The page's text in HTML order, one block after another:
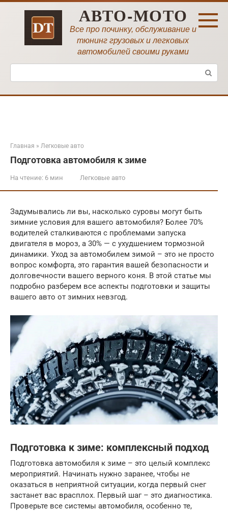
Перейти
АВТО-МОТО
Все про починку, обслуживание и
тюнинг грузовых и легковых
автомобилей своими руками
Поиск:
Главная » Легковые авто
Подготовка автомобиля к зиме
На чтение: 6 мин Легковые авто
Задумывались ли вы, насколько суровы могут быть
зимние условия для вашего автомобиля? Более 70%
водителей сталкиваются с проблемами запуска
двигателя в мороз, а 30% — с ухудшением тормозной
динамики. Уход за автомобилем зимой – это не просто
вопрос комфорта, это гарантия вашей безопасности и
долговечности вашего верного коня. В этой статье мы
подробно разберем все аспекты подготовки и защиты
вашего авто от зимних невзгод.
Подготовка к зиме: комплексный подход
Подготовка автомобиля к зиме – это целый комплекс
мероприятий. Начинать нужно заранее, чтобы не
оказаться в неприятной ситуации, когда первый снег
застанет вас врасплох. Первый шаг – это диагностика.
Проверьте все системы автомобиля, особенно те,